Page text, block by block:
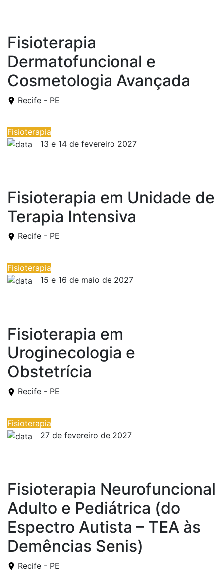
Fisioterapia
Dermatofuncional e
Cosmetologia Avançada
Recife - PE
Fisioterapia
13 e 14 de fevereiro 2027
Fisioterapia em Unidade de
Terapia Intensiva
Recife - PE
Fisioterapia
15 e 16 de maio de 2027
Fisioterapia em
Uroginecologia e
Obstetrícia
Recife - PE
Fisioterapia
27 de fevereiro de 2027
Fisioterapia Neurofuncional
Adulto e Pediátrica (do
Espectro Autista – TEA às
Demências Senis)
Recife - PE